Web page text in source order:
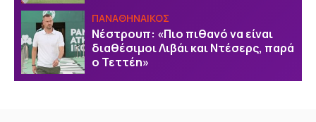
ΠΑΝΑΘΗΝΑΙΚΟΣ
Νέστρουπ: «Πιο πιθανό να είναι
διαθέσιμοι Λιβάι και Ντέσερς, παρά
ο Τεττέη»